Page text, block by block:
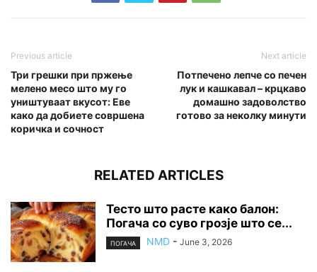
Previous article
Три грешки при пржење
мелено месо што му го
уништуваат вкусот: Еве
како да добиете совршена
коричка и сочност
Next article
Потпечено лепче со печен
лук и кашкавал – крцкаво
домашно задоволство
готово за неколку минути
RELATED ARTICLES
Тесто што расте како балон:
Погача со суво грозје што се...
ПОГАЧА NMD - June 3, 2026